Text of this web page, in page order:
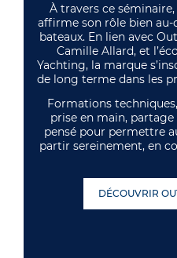
À travers ce
affirme son rôle bien
bateaux. En lien avec
Camille Allard, et
Yachting, la marque
de long terme dans les
Formations
prise en main, partage
pensé pour permettre
partir sereinement, en
DÉCOUVRIR